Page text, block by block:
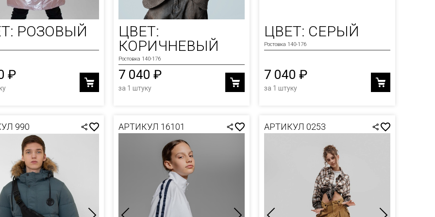
РОЗОВЫЙ
₽
ЦВЕТ:
КОРИЧНЕВЫЙ
Ростовка 140-176
7 040 ₽
за 1 штуку
ЦВЕТ: СЕРЫЙ
Ростовка 140-176
7 040 ₽
за 1 штуку
990 АРТИКУЛ 16101 АРТИКУЛ 0253